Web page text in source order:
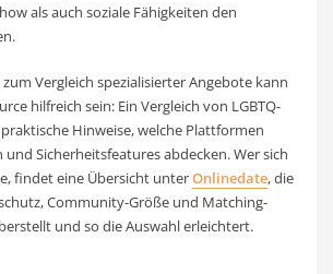
als auch soziale Fähigkeiten den
Vergleich spezialisierter Angebote kann
hilfreich sein: Ein Vergleich von LGBTQ-
Hinweise, welche Plattformen
und Sicherheitsfeatures abdecken. Wer sich
findet eine Übersicht unterOnlinedate, die
Community-Größe und Matching-
und so die Auswahl erleichtert.